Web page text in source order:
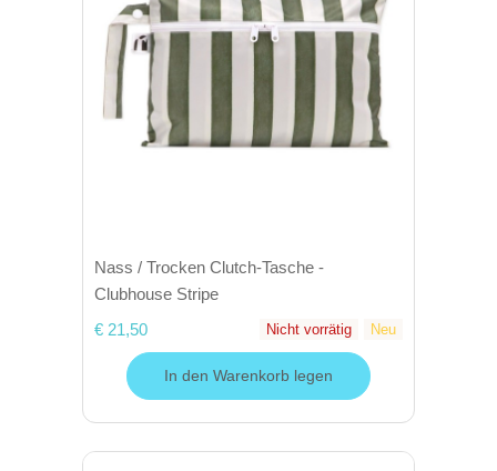
Nass / Trocken Clutch-Tasche -
Clubhouse Stripe
€ 21,50
Nicht vorrätig Neu
In den Warenkorb legen